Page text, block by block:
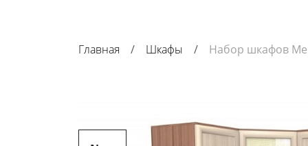
Главная Шкафы Набор шкафов